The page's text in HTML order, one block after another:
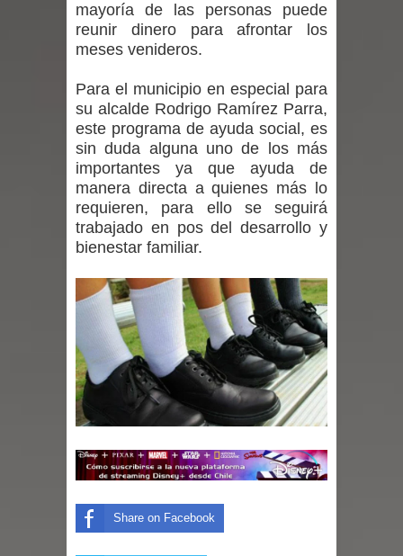
regresa de Brasil tras impulsar un
intercambio musical y pedagógico
con comunidades escolares
Alta positividad en influenza hace que
expertos reiteren llamado a
vacunarse
Mario Meza endurece críticas contra
ministra de Salud por dejar fuera a
Linares: “No dará la cara”
Seremi de Desarrollo Social y Familia
mantiene despliegue para apoyar a
emergencia.
Del anime al K-pop: especialistas U.
mayoría de las personas puede
reunir dinero para afrontar los
meses venideros.
Para el municipio en especial para
su alcalde Rodrigo Ramírez Parra,
este programa de ayuda social, es
sin duda alguna uno de los más
importantes ya que ayuda de
manera directa a quienes más lo
requieren, para ello se seguirá
trabajado en pos del desarrollo y
bienestar familiar.
Share on Facebook